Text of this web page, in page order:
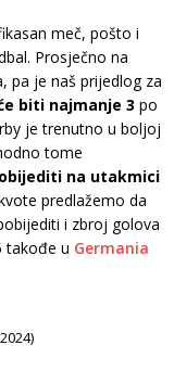
meč, pošto i
Prosječno na
pa je naš prijedlog za
biti najmanje 3 po
je trenutno u boljoj
tome
na utakmici
predlažemo da
i zbroj golova
takođe u Germania